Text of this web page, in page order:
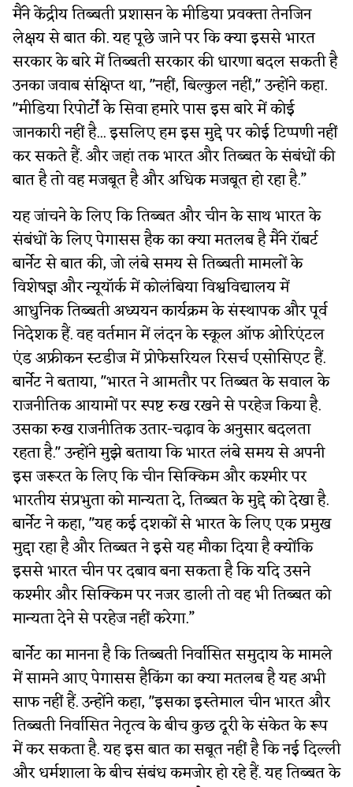
मैंने केंद्रीय तिब्बती प्रशासन के मीडिया प्रवक्ता तेनजिन
लेक्षय से बात की. यह पूछे जाने पर कि क्या इससे भारत
सरकार के बारे में तिब्बती सरकार की धारणा बदल सकती है
उनका जवाब संक्षिप्त था, "नहीं, बिल्कुल नहीं," उन्होंने कहा.
"मीडिया रिपोर्टों के सिवा हमारे पास इस बारे में कोई
जानकारी नहीं है... इसलिए हम इस मुद्दे पर कोई टिप्पणी नहीं
कर सकते हैं. और जहां तक ​​भारत और तिब्बत के संबंधों की
बात है तो वह मजबूत है और अधिक मजबूत हो रहा है.”
यह जांचने के लिए कि तिब्बत और चीन के साथ भारत के
संबंधों के लिए पेगासस हैक का क्या मतलब है मैंने रॉबर्ट
बार्नेट से बात की, जो लंबे समय से तिब्बती मामलों के
विशेषज्ञ और न्यूयॉर्क में कोलंबिया विश्वविद्यालय में
आधुनिक तिब्बती अध्ययन कार्यक्रम के संस्थापक और पूर्व
निदेशक हैं. वह वर्तमान में लंदन के स्कूल ऑफ ओरिएंटल
एंड अफ्रीकन स्टडीज में प्रोफेसरियल रिसर्च एसोसिएट हैं.
बार्नेट ने बताया, "भारत ने आमतौर पर तिब्बत के सवाल के
राजनीतिक आयामों पर स्पष्ट रुख रखने से परहेज किया है.
उसका रुख राजनीतिक उतार-चढ़ाव के अनुसार बदलता
रहता है." उन्होंने मुझे बताया कि भारत लंबे समय से अपनी
इस जरूरत के लिए कि चीन सिक्किम और कश्मीर पर
भारतीय संप्रभुता को मान्यता दे, तिब्बत के मुद्दे को देखा है.
बार्नेट ने कहा, "यह कई दशकों से भारत के लिए एक प्रमुख
मुद्दा रहा है और तिब्बत ने इसे यह मौका दिया है क्योंकि
इससे भारत चीन पर दबाव बना सकता है कि यदि उसने
कश्मीर और सिक्किम पर नजर डाली तो वह भी तिब्बत को
मान्यता देने से परहेज नहीं करेगा.”
बार्नेट का मानना है कि तिब्बती निर्वासित समुदाय के मामले
में सामने आए पेगासस हैकिंग का क्या मतलब है यह अभी
साफ नहीं हैं. उन्होंने कहा, "इसका इस्तेमाल चीन भारत और
तिब्बती निर्वासित नेतृत्व के बीच कुछ दूरी के संकेत के रूप
में कर सकता है. यह इस बात का सबूत नहीं है कि नई दिल्ली
और धर्मशाला के बीच संबंध कमजोर हो रहे हैं. यह तिब्बत के